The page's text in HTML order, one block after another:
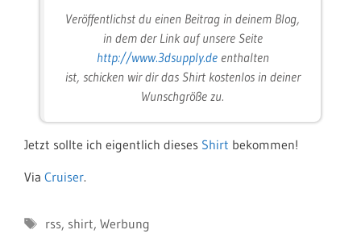
Veröffentlichst du einen Beitrag in deinem Blog,
in dem der Link auf unsere Seite
http://www.3dsupply.deenthalten
ist, schicken wir dir das Shirt kostenlos in deiner
Wunschgröße zu.
Jetzt sollte ich eigentlich dieses Shirt bekommen!
Via Cruiser.
Schlagwörter
rss, shirt, Werbung